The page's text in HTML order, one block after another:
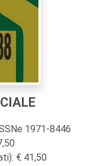
1971-8446
€ 41,50